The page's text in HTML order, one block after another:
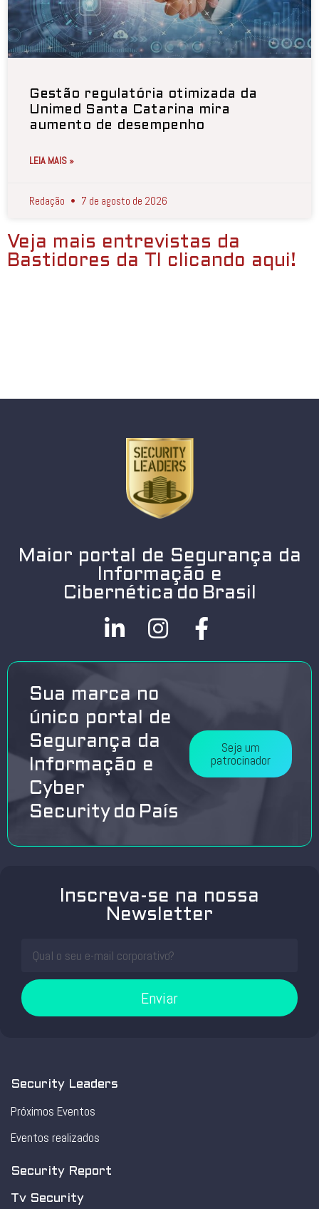
Gestão regulatória otimizada da
Unimed Santa Catarina mira
aumento de desempenho
LEIA MAIS »
Redação 7 de agosto de 2026
Veja mais entrevistas da
Bastidores da TI clicando aqui!
Maior portal de Segurança da
Informação e
Cibernética do Brasil
Sua marca no
único portal de
Segurança da
Informação e
Cyber
Security do País
Seja um
patrocinador
Inscreva-se na nossa
Newsletter
Enviar
Security Leaders
Próximos Eventos
Eventos realizados
Security Report
Tv Security